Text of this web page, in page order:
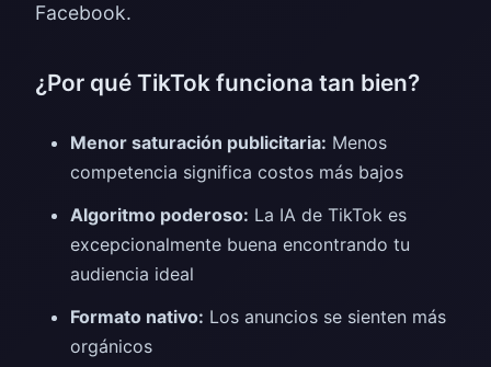
Facebook.
¿Por qué TikTok funciona tan bien?
Menor saturación publicitaria: Menos
competencia significa costos más bajos
Algoritmo poderoso: La IA de TikTok es
excepcionalmente buena encontrando tu
audiencia ideal
Formato nativo: Los anuncios se sienten más
orgánicos